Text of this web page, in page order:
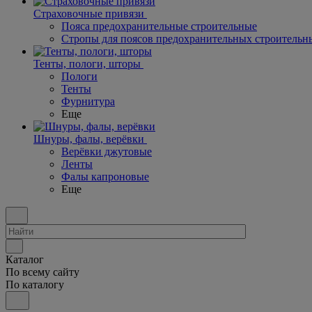
Страховочные привязи
Пояса предохранительные строительные
Стропы для поясов предохранительных
Тенты, пологи, шторы
Пологи
Тенты
Фурнитура
Еще
Шнуры, фалы, верёвки
Верёвки джутовые
Ленты
Фалы капроновые
Еще
Каталог
По всему сайту
По каталогу